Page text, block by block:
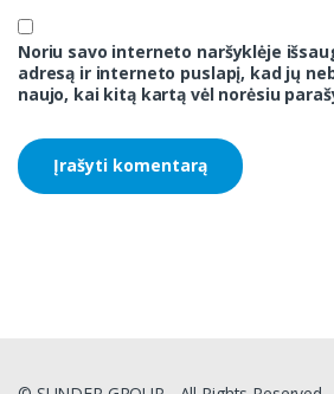
Noriu savo interneto naršyklėje
adresą ir interneto puslapį, kad jų
naujo, kai kitą kartą vėl norėsiu